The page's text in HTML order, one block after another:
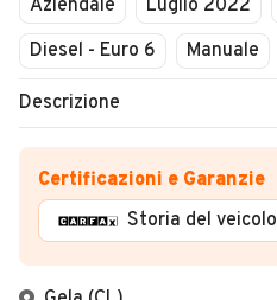
Aziendale Luglio 2022
Diesel - Euro 6
Manuale
Descrizione
Certificazioni e Garanzie
Storia del veicolo